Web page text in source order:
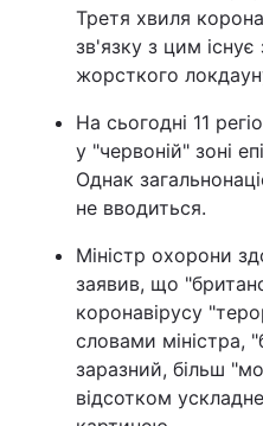
Третя хвиля
зв'язку з цим існує
жорсткого
На сьогодні 11
у "червоній" зоні
Однак
не вводиться.
Міністр охорони
заявив, що
коронавірусу
словами міністра,
заразний, більш
відсотком